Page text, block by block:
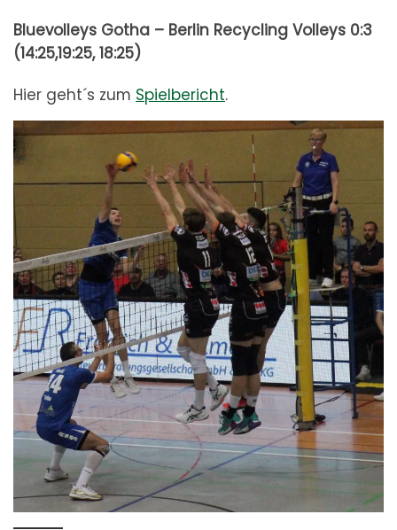
Bluevolleys Gotha – Berlin Recycling Volleys 0:3
(14:25,19:25, 18:25)
Hier geht´s zum Spielbericht.